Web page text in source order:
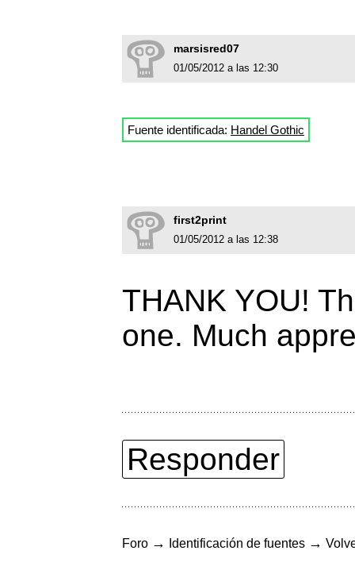
marsisred07
01/05/2012 a las 12:30
Fuente identificada: Handel Gothic
first2print
01/05/2012 a las 12:38
THANK YOU!
one. Much
Responder
Foro → Identificación de fuentes →